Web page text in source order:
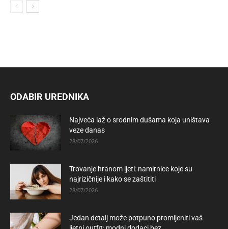
ODABIR UREDNIKA
Najveća laž o srodnim dušama koja uništava
veze danas
28/07/2026
Trovanje hranom ljeti: namirnice koje su
najrizičnije i kako se zaštititi
28/07/2026
Jedan detalj može potpuno promijeniti vaš